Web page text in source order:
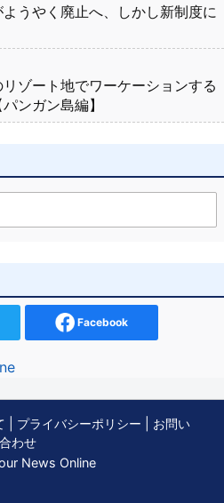
ようやく廃止へ、しかし新制度に
リゾート地でワーケーションする
ンガン島編】
Facebook
プライバシーポリシー
お問い
合わせ
News Online